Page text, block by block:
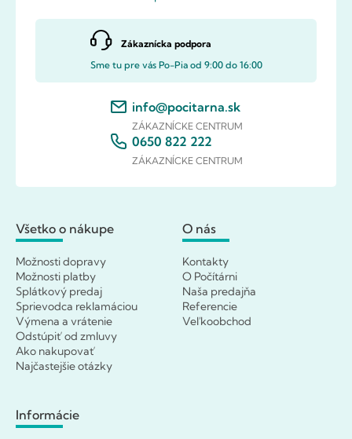
Zákaznícka podpora
Sme tu pre vás Po-Pia od 9:00 do 16:00
info@pocitarna.sk
ZÁKAZNÍCKE CENTRUM
0650 822 222
ZÁKAZNÍCKE CENTRUM
Všetko o nákupe
Možnosti dopravy
Možnosti platby
Splátkový predaj
Sprievodca reklamáciou
Výmena a vrátenie
Odstúpiť od zmluvy
Ako nakupovať
Najčastejšie otázky
O nás
Kontakty
O Počítárni
Naša predajňa
Referencie
Veľkoobchod
Informácie